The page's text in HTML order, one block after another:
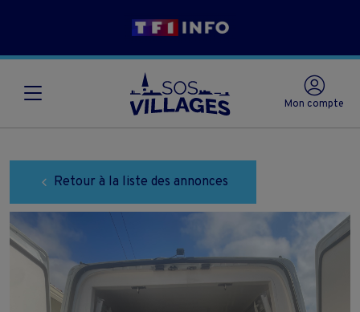
Mon compte
Retour à la liste des annonces